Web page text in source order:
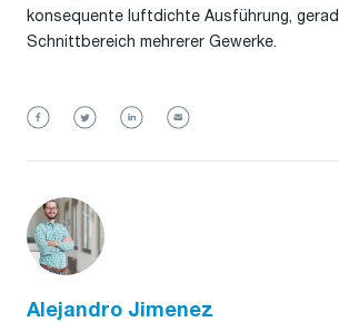
konsequente luftdichte Ausführung,
Schnittbereich mehrerer Gewerke.
Alejandro Jimenez